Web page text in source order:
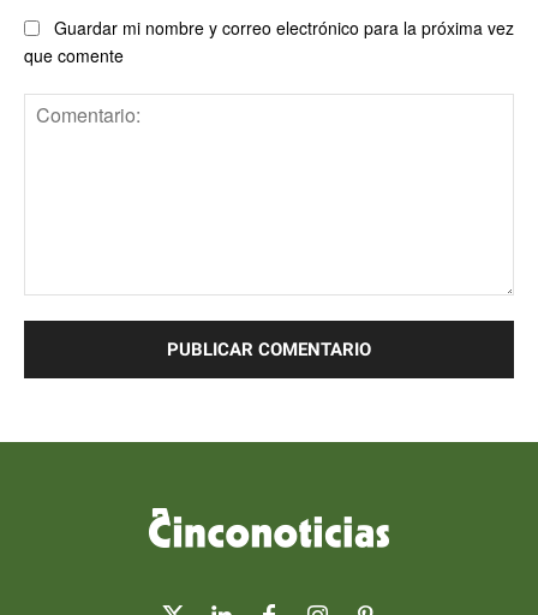
Guardar mi nombre y correo electrónico para la próxima vez
que comente